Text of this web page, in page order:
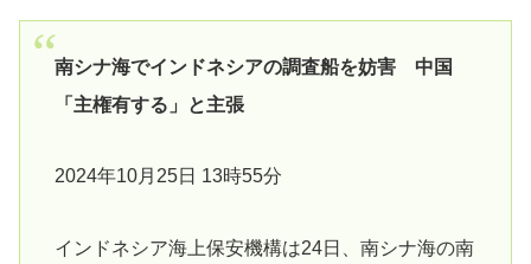
南シナ海でインドネシアの調査船を妨害 中国
「主権有する」と主張
2024年10月25日 13時55分
インドネシア海上保安機構は24日、南シナ海の南